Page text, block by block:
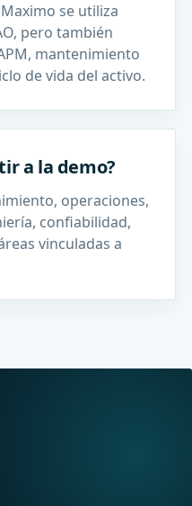
se utiliza
pero también
mantenimiento
de vida del activo.
a la demo?
operaciones,
confiabilidad,
vinculadas a